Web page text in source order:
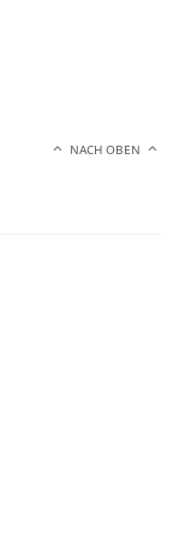
NACH OBEN